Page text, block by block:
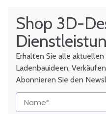
Shop 3D-
Erhalten Sie alle
Ladenbauideen,
Abonnieren Sie den